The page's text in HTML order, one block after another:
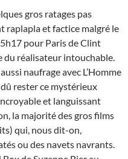
gros ratages pas
et factice malgré le
pour Paris de Clint
du réalisateur intouchable.
naufrage avec L’Homme
rester ce mystérieux
et languissant
la majorité des gros films
qui, nous dit-on,
ou des navets navrants.